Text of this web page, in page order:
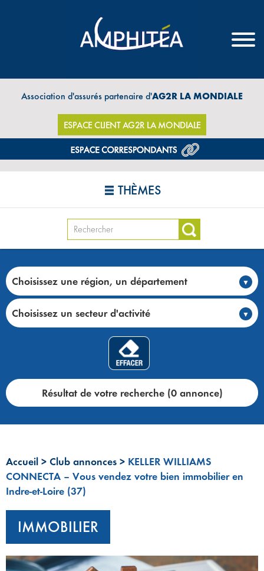
Association d'assurés partenaire d'AG2R LA MONDIALE
ESPACE CLIENT AG2R LA MONDIALE
THÈMES
Choisissez une région, un département
Choisissez un secteur d'activité
Résultat de votre recherche (0 annonce)
Accueil > Club annonces > KELLER WILLIAMS
CONNECTA – Vous vendez votre bien immobilier en
Indre-et-Loire (37)
IMMOBILIER